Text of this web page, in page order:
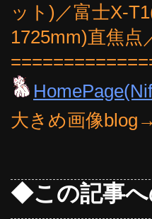
ット)／富士X-
1725mm)直焦点
大きめ画像blog→
◆この記事へ